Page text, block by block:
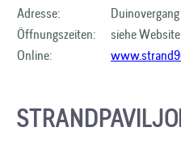
Adresse:
Öffnungszeiten:
siehe Website
Online: